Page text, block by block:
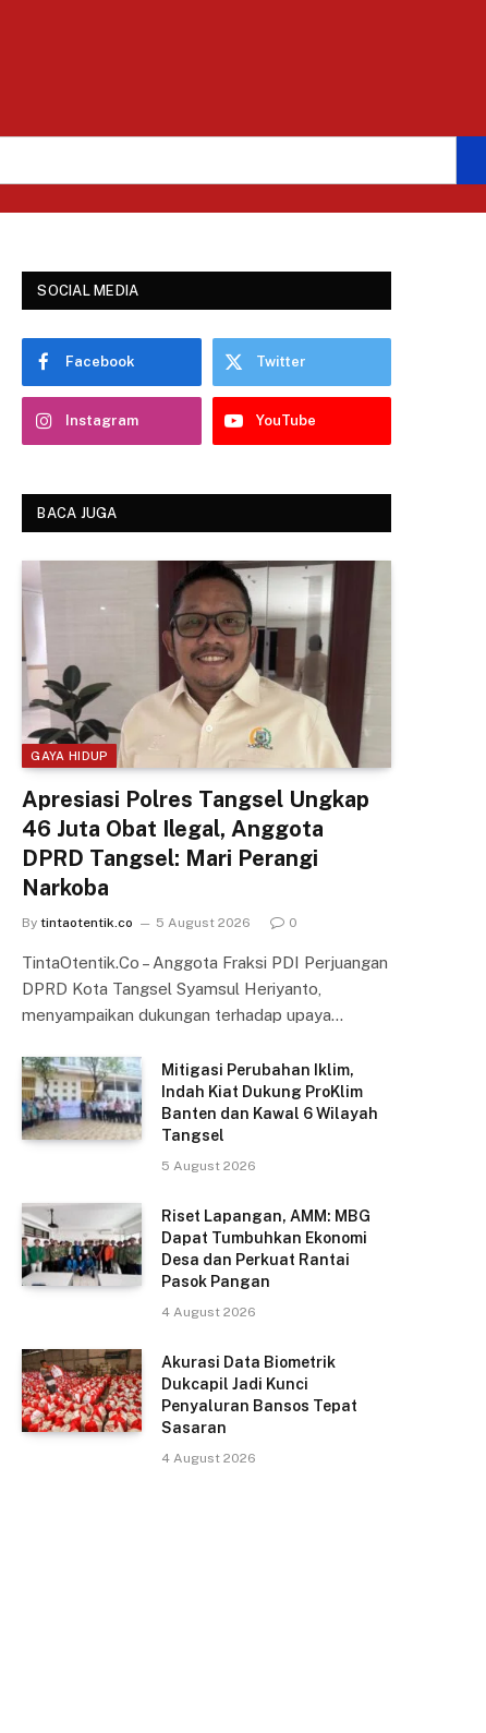
SOCIAL MEDIA
Facebook Twitter
Instagram YouTube
BACA JUGA
GAYA HIDUP
Apresiasi Polres Tangsel Ungkap
46 Juta Obat Ilegal, Anggota
DPRD Tangsel: Mari Perangi
Narkoba
By tintaotentik.co 5 August 2026 0
TintaOtentik.Co – Anggota Fraksi PDI Perjuangan
DPRD Kota Tangsel Syamsul Heriyanto,
menyampaikan dukungan terhadap upaya…
Mitigasi Perubahan Iklim,
Indah Kiat Dukung ProKlim
Banten dan Kawal 6 Wilayah
Tangsel
5 August 2026
Riset Lapangan, AMM: MBG
Dapat Tumbuhkan Ekonomi
Desa dan Perkuat Rantai
Pasok Pangan
4 August 2026
Akurasi Data Biometrik
Dukcapil Jadi Kunci
Penyaluran Bansos Tepat
Sasaran
4 August 2026